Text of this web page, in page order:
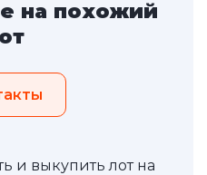
на похожий
и выкупить лот на